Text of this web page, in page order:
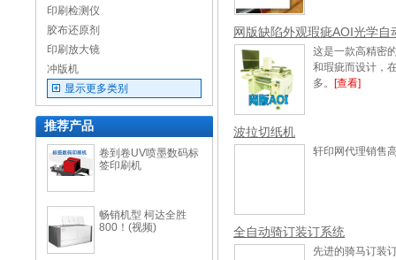
印刷检测仪
胶布还原剂
印刷放大镜
冲版机
显示更多类别
推荐产品
卷到卷UV喷墨数码标
签印刷机
畅销机型 柯达全胜
800！(视频)
网版缺陷外观瑕疵AOI光学自
这是一款高精密
和瑕疵而设计，
多。 [查看]
波拉切纸机
轩印网代理销售
全自动骑订装订系统
先进的骑马订装